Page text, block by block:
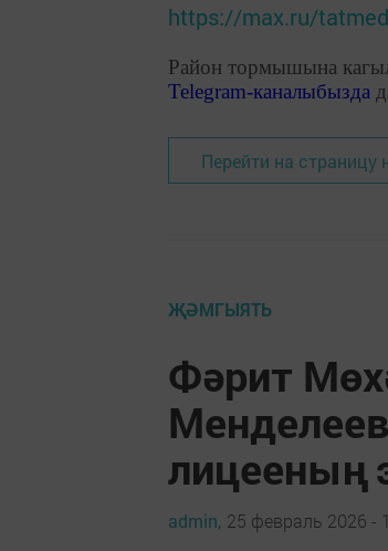
https://max.ru/
Район тормышына
Telegram-каналыбызда
Перейти на страницу
ҖӘМГЫЯТЬ
Фәрит
лицееның
admin, 25 февраль 2026 -